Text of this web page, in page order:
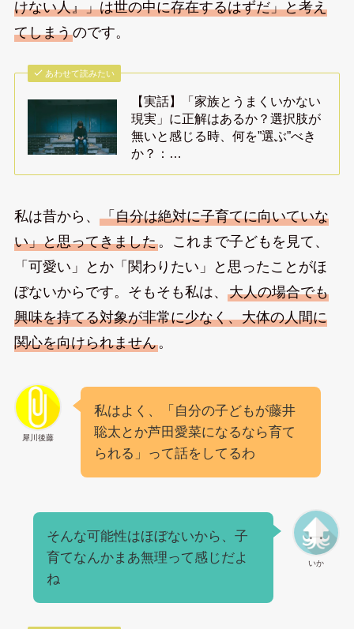
けない人』」は世の中に存在するはずだ」と考え
てしまうのです。
あわせて読みたい
【実話】「家族とうまくいかない
現実」に正解はあるか？選択肢が
無いと感じる時、何を”選ぶ”べき
か？：…
私は昔から、 「自分は絶対に子育てに向いていな
い」と思ってきました。これまで子どもを見て、
「可愛い」とか「関わりたい」と思ったことがほ
ぼないからです。そもそも私は、 大人の場合でも
興味を持てる対象が非常に少なく、大体の人間に
関心を向けられません。
犀川後藤
私はよく、「自分の子どもが藤井
聡太とか芦田愛菜になるなら育て
られる」って話をしてるわ
いか
そんな可能性はほぼないから、子
育てなんかまあ無理って感じだよ
ね